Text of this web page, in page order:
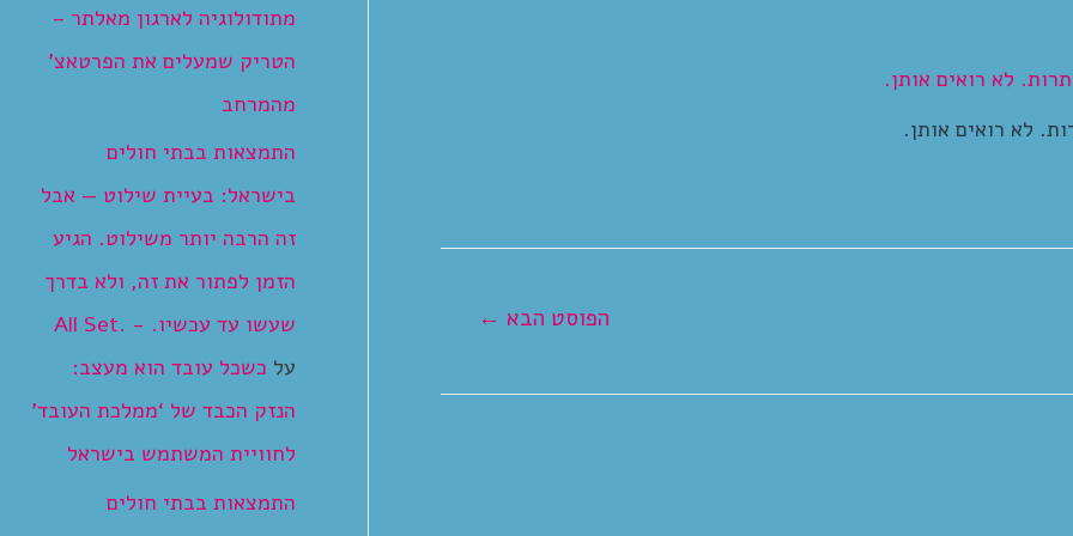
לא רואים אותן.
הפוסט הבא ←
מתודולוגיה לארגון מאלתר –
הטריק שמעלים את הפרטאצ’
מהמרחב
התמצאות בבתי חולים
בישראל: בעיית שילוט — אבל
זה הרבה יותר משילוט. הגיע
הזמן לפתור את זה, ולא בדרך
שעשו עד עכשיו. - .All Set
על כשכל עובד הוא מעצב:
הנזק הכבד של ‘ממלכת העובד’
לחוויית המשתמש בישראל
התמצאות בבתי חולים